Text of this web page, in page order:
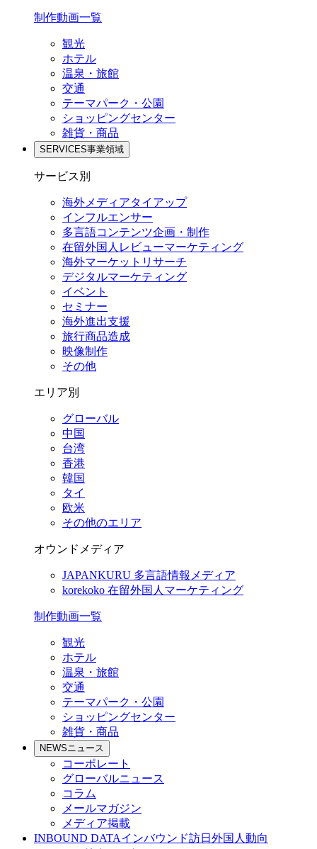
制作動画一覧
観光
ホテル
温泉・旅館
交通
テーマパーク・公園
ショッピングセンター
雑貨・商品
SERVICES事業領域
サービス別
海外メディアタイアップ
インフルエンサー
多言語コンテンツ企画・制作
在留外国⼈レビューマーケティング
海外マーケットリサーチ
デジタルマーケティング
イベント
セミナー
海外進出支援
旅行商品造成
映像制作
その他
エリア別
グローバル
中国
台湾
香港
韓国
タイ
欧米
その他のエリア
オウンドメディア
JAPANKURU 多言語情報メディア
korekoko 在留外国人マーケティング
制作動画一覧
観光
ホテル
温泉・旅館
交通
テーマパーク・公園
ショッピングセンター
雑貨・商品
NEWSニュース
コーポレート
グローバルニュース
コラム
メールマガジン
メディア掲載
INBOUND DATAインバウンド訪日外国人動向